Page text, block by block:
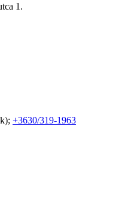
1.
+3630/319-1963